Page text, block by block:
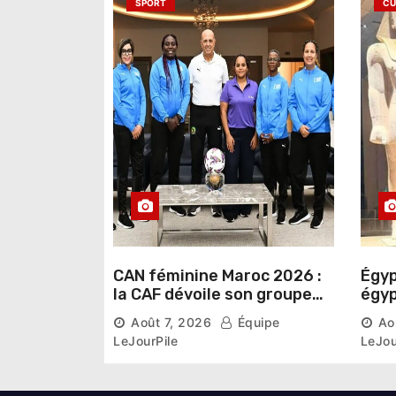
r
t
i
c
l
e
SPORT
CAN féminine Maroc 2026 :
la CAF dévoile son groupe
d’experts chargé d’analyser
la compétition
Août 7, 2026
Équipe
LeJourPile
une